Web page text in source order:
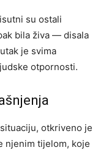
su ostali
bila živa — disala
je svima
otpornosti.
otkriveno je
njenim tijelom, koje